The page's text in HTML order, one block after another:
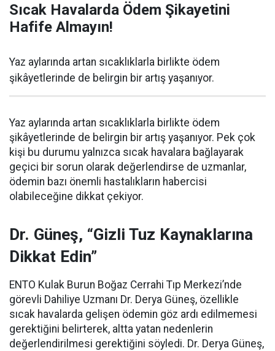
Sıcak Havalarda Ödem Şikayetini
Hafife Almayın!
Yaz aylarında artan sıcaklıklarla birlikte ödem
şikâyetlerinde de belirgin bir artış yaşanıyor.
Yaz aylarında artan sıcaklıklarla birlikte ödem
şikâyetlerinde de belirgin bir artış yaşanıyor. Pek çok
kişi bu durumu yalnızca sıcak havalara bağlayarak
geçici bir sorun olarak değerlendirse de uzmanlar,
ödemin bazı önemli hastalıkların habercisi
olabileceğine dikkat çekiyor.
Dr. Güneş, “Gizli Tuz Kaynaklarına
Dikkat Edin”
ENTO Kulak Burun Boğaz Cerrahi Tıp Merkezi’nde
görevli Dahiliye Uzmanı Dr. Derya Güneş, özellikle
sıcak havalarda gelişen ödemin göz ardı edilmemesi
gerektiğini belirterek, altta yatan nedenlerin
değerlendirilmesi gerektiğini söyledi. Dr. Derya Güneş,